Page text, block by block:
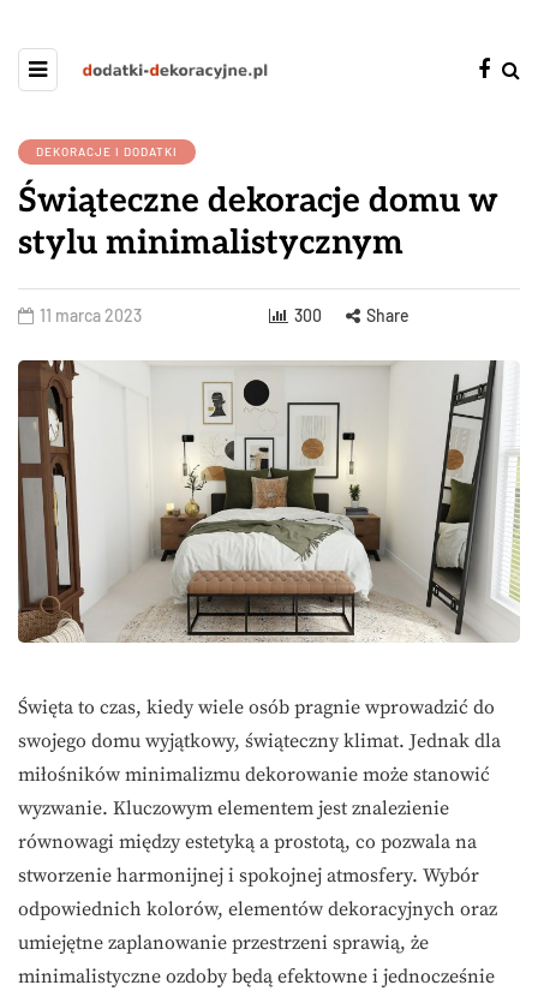
DEKORACJE I DODATKI
Świąteczne dekoracje domu w
stylu minimalistycznym
11 marca 2023 300 Share
Święta to czas, kiedy wiele osób pragnie wprowadzić do
swojego domu wyjątkowy, świąteczny klimat. Jednak dla
miłośników minimalizmu dekorowanie może stanowić
wyzwanie. Kluczowym elementem jest znalezienie
równowagi między estetyką a prostotą, co pozwala na
stworzenie harmonijnej i spokojnej atmosfery. Wybór
odpowiednich kolorów, elementów dekoracyjnych oraz
umiejętne zaplanowanie przestrzeni sprawią, że
minimalistyczne ozdoby będą efektowne i jednocześnie